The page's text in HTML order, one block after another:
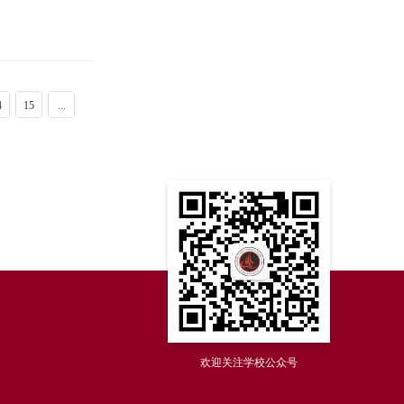
15 ...
欢迎关注学校公众号